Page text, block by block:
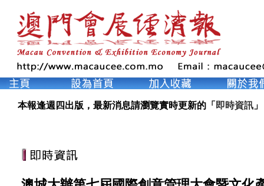
本報逢週四出版，最新消息請瀏覽實時更新的「 即時資訊 」